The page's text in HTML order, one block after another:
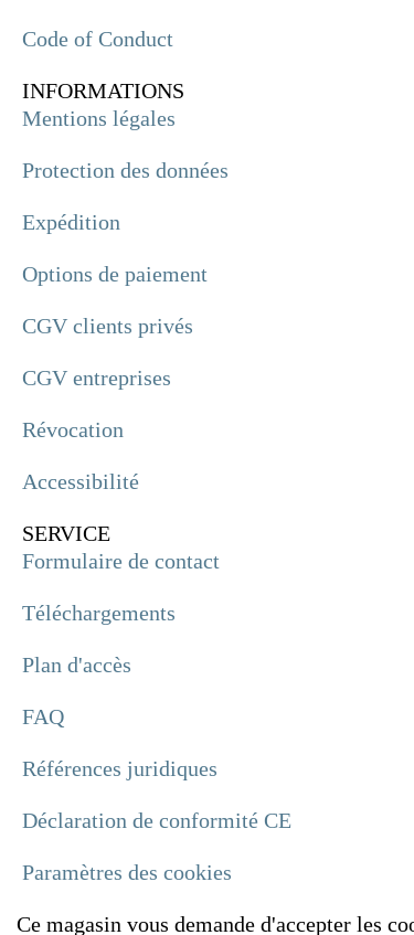
Code of Conduct
INFORMATIONS
Mentions légales
Protection des données
Expédition
Options de paiement
CGV clients privés
CGV entreprises
Révocation
Accessibilité
SERVICE
Formulaire de contact
Téléchargements
Plan d'accès
FAQ
Références juridiques
Déclaration de conformité CE
Paramètres des cookies
Ce magasin vous demande d'accepter les